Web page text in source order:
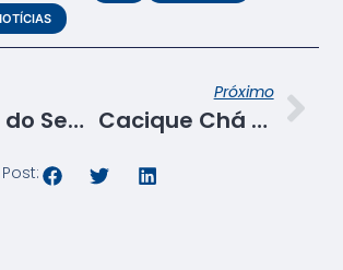
Cursos do Senac serão ofertados na Casa do Emprego em Laranjeiras
Próximo
Cacique Chá terá cardápio especial para o Dia dos Namorados